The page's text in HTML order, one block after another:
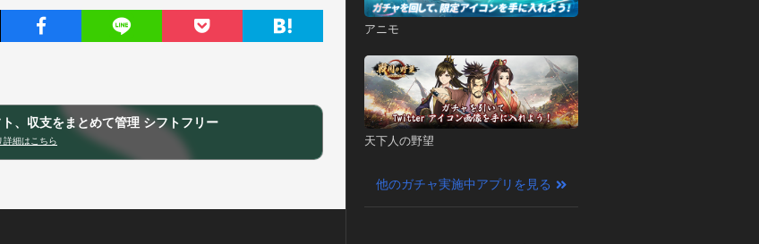
ト、収支をまとめて管理 シフトフリー
詳細はこちら
アニモ
天下人の野望
他のガチャ実施中アプリを見る